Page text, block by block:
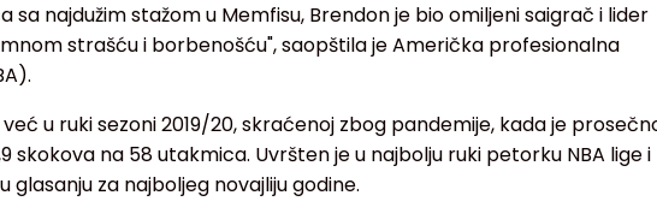
sa najdužim stažom u Memfisu, Brendon je bio omiljeni saigrač i lider
strašću i borbenošću", saopštila je Američka profesionalna
u ruki sezoni 2019/20, skraćenoj zbog pandemije, kada je
skokova na 58 utakmica. Uvršten je u najbolju ruki petorku NBA lige i
glasanju za najboljeg novajliju godine.